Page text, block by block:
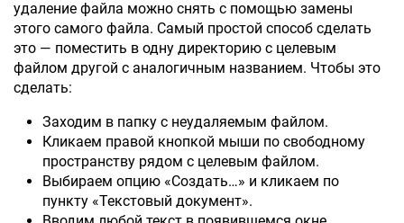
удаление файла можно снять с помощью замены
этого самого файла. Самый простой способ сделать
это — поместить в одну директорию с целевым
файлом другой с аналогичным названием. Чтобы это
сделать:
Заходим в папку с неудаляемым файлом.
Кликаем правой кнопкой мыши по свободному
пространству рядом с целевым файлом.
Выбираем опцию «Создать…» и кликаем по
пункту «Текстовый документ».